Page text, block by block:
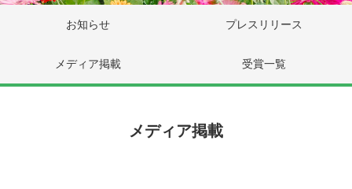
お知らせ プレスリリース
メディア掲載 受賞一覧
メディア掲載